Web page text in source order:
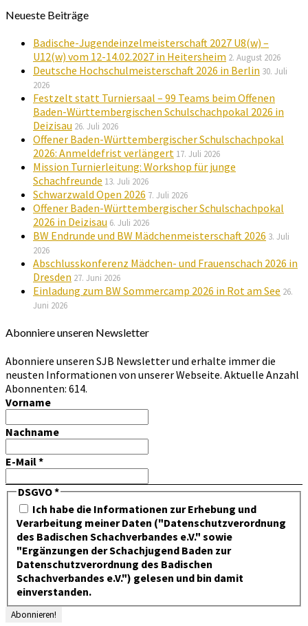
Neueste Beiträge
Badische-Jugendeinzelmeisterschaft 2027 U8(w) –
U12(w) vom 12-14.02.2027 in Heitersheim 2. August 2026
Deutsche Hochschulmeisterschaft 2026 in Berlin 30. Juli
2026
Festzelt statt Turniersaal – 99 Teams beim Offenen
Baden-Württembergischen Schulschachpokal 2026 in
Deizisau 26. Juli 2026
Offener Baden-Württembergischer Schulschachpokal
2026: Anmeldefrist verlängert 17. Juli 2026
Mission Turnierleitung: Workshop für junge
Schachfreunde 13. Juli 2026
Schwarzwald Open 2026 7. Juli 2026
Offener Baden-Württembergischer Schulschachpokal
2026 in Deizisau 6. Juli 2026
BW Endrunde und BW Mädchenmeisterschaft 2026 3. Juli
2026
Abschlusskonferenz Mädchen- und Frauenschach 2026 in
Dresden 27. Juni 2026
Einladung zum BW Sommercamp 2026 in Rot am See 26.
Juni 2026
Abonniere unseren Newsletter
Abonniere unseren SJB Newsletter und erhalte immer die
neusten Informationen von unserer Webseite. Aktuelle Anzahl
Abonnenten: 614.
Vorname
Nachname
E-Mail*
DSGVO*
Ich habe die Informationen zur Erhebung und
Verarbeitung meiner Daten ("Datenschutzverordnung
des Badischen Schachverbandes e.V." sowie
"Ergänzungen der Schachjugend Baden zur
Datenschutzverordnung des Badischen
Schachverbandes e.V.") gelesen und bin damit
einverstanden.